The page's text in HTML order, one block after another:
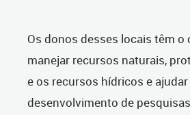
Os donos desses locais têm
manejar recursos naturais,
e os recursos hídricos e
desenvolvimento de